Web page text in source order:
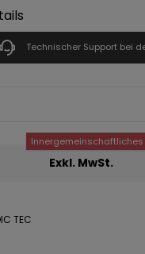
Technischer Support bei
Innergemeinschaftliches
Exkl. MwSt.
TEC